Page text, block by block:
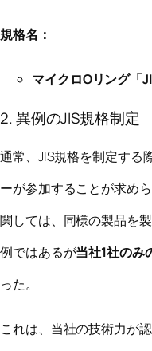
規格名：
マイクロOリング「
2. 異例のJIS規格制定
通常、JIS規格を制定する
ーが参加することが求め
関しては、同様の製品を
例ではあるが当社1社のみ
った。
これは、当社の技術力が